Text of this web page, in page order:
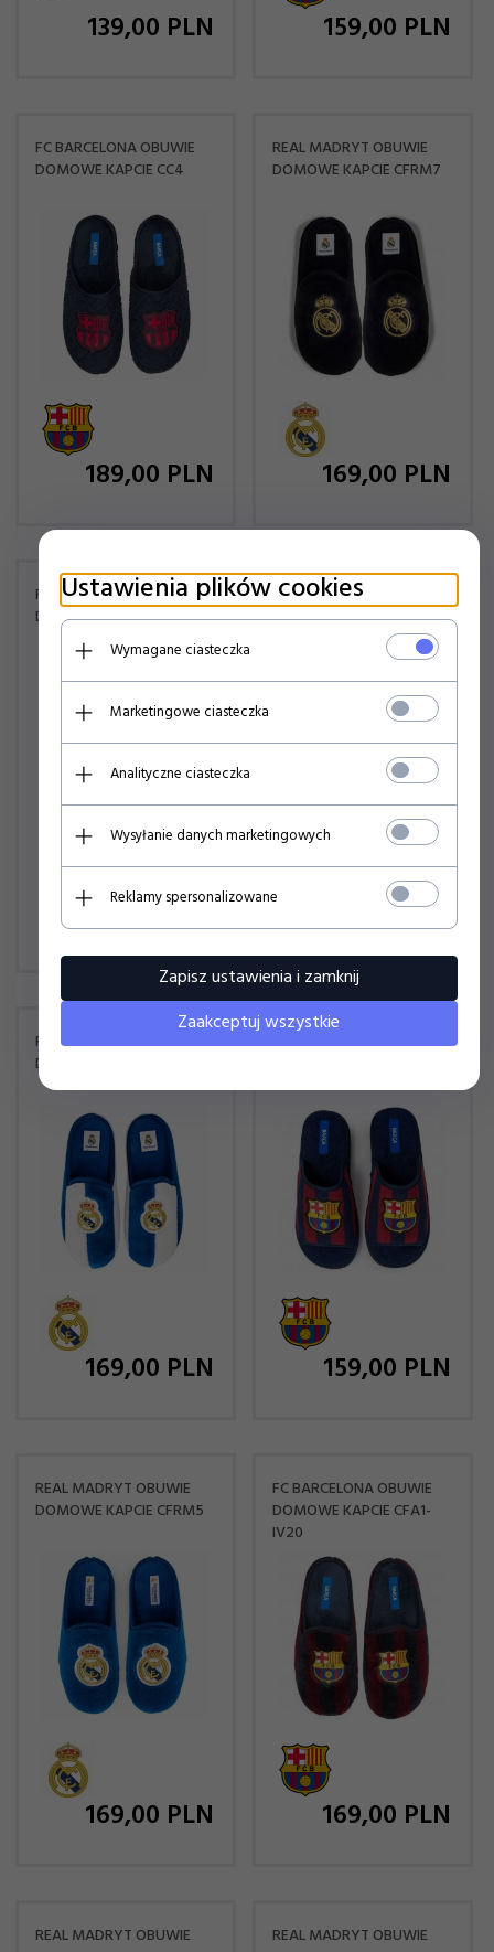
139,00 PLN 159,00 PLN
FC BARCELONA OBUWIE
DOMOWE KAPCIE CC4
189,00 PLN
REAL MADRYT OBUWIE
DOMOWE KAPCIE CFRM7
169,00 PLN
REAL MADRYT OBUWIE
DOMOWE KAPCIE CFRM8
159,00PLN
REAL MADRYT OBUWIE
DOMOWE KAPCIE CFRM14
159,00PLN
REAL MADRYT OBUWIE
DOMOWE KAPCIE CFRM11
169,00 PLN
FC BARCELONA OBUWIE
IV20
159,00 PLN
REAL MADRYT OBUWIE
DOMOWE KAPCIE CFRM5
169,00 PLN
FC BARCELONA OBUWIE
DOMOWE KAPCIE CFA1-
IV20
169,00 PLN
REAL MADRYT OBUWIE
REAL MADRYT OBUWIE
Ustawienia plików cookies
Wymagane ciasteczka
Marketingowe ciasteczka
Analityczne ciasteczka
Wysyłanie danych marketingowych
Reklamy spersonalizowane
Zapisz ustawienia i zamknij
Zaakceptuj wszystkie